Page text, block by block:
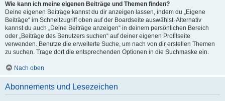
Wie kann ich meine eigenen Beiträge und Themen finden?
Deine eigenen Beiträge kannst du dir anzeigen lassen, indem du „Eigene
Beiträge“ im Schnellzugriff oben auf der Boardseite auswählst. Alternativ
kannst du auch „Deine Beiträge anzeigen“ in deinem persönlichen Bereich
oder „Beiträge des Benutzers suchen“ auf deiner eigenen Profilseite
verwenden. Benutze die erweiterte Suche, um nach von dir erstellen Themen
zu suchen. Trage dort die entsprechenden Optionen in die Suchmaske ein.
Nach oben
Abonnements und Lesezeichen